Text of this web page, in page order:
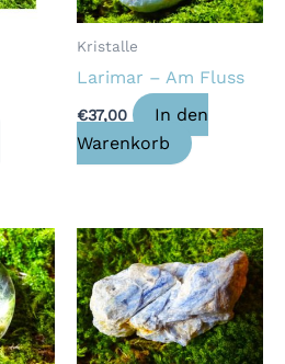
Kristalle
Larimar – Am Fluss
€37,00
In den
Warenkorb